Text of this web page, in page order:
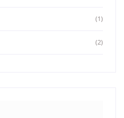
(1)
(2)